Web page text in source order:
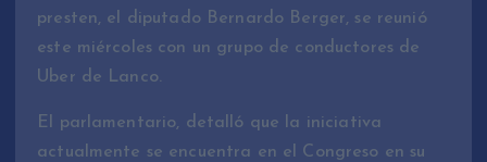
presten, el diputado Bernardo Berger, se reunió
este miércoles con un grupo de conductores de
Uber de Lanco.
El parlamentario, detalló que la iniciativa
actualmente se encuentra en el Congreso en su